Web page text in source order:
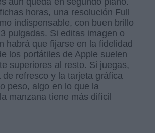
horas, una resolución Full
indispensable, con buen brillo
pulgadas. Si editas imagen o
habrá que fijarse en la fidelidad
los portátiles de Apple suelen
superiores al resto. Si juegas,
de refresco y la tarjeta gráfica
peso, algo en lo que la
manzana tiene más difícil